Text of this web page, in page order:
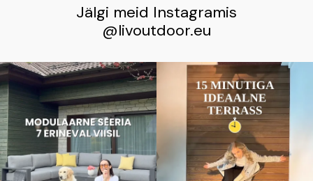
Jälgi meid Instagramis
@livoutdoor.eu